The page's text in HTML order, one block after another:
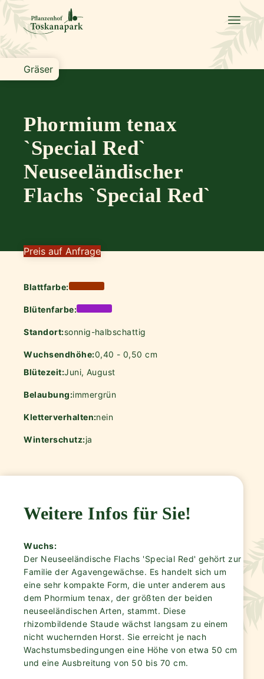
Gräser
Phormium tenax
`Special Red`
Neuseeländischer
Flachs `Special Red`
Preis auf Anfrage
Blattfarbe:
Blütenfarbe:
Standort:sonnig-halbschattig
Wuchsendhöhe:0,40 - 0,50 cm
Blütezeit:Juni, August
Belaubung:immergrün
Kletterverhalten:nein
Winterschutz:ja
Weitere Infos für Sie!
Wuchs:
Der Neuseeländische Flachs 'Special Red' gehört zur
Familie der Agavengewächse. Es handelt sich um
eine sehr kompakte Form, die unter anderem aus
dem Phormium tenax, der größten der beiden
neuseeländischen Arten, stammt. Diese
rhizombildende Staude wächst langsam zu einem
nicht wuchernden Horst. Sie erreicht je nach
Wachstumsbedingungen eine Höhe von etwa 50 cm
und eine Ausbreitung von 50 bis 70 cm.